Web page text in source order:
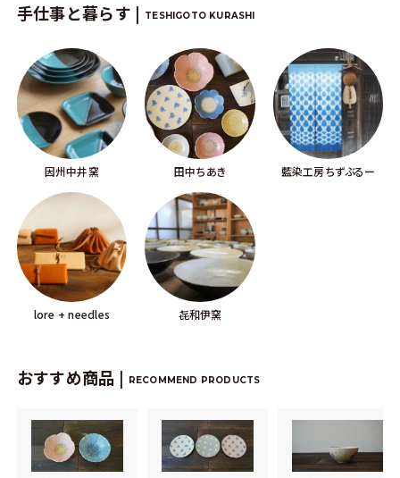
手仕事と暮らす | TESHIGOTO KURASHI
因州中井窯 田中ちあき 藍染工房ちずぶるー
lore + needles 㐂和伊窯
おすすめ商品 | RECOMMEND PRODUCTS